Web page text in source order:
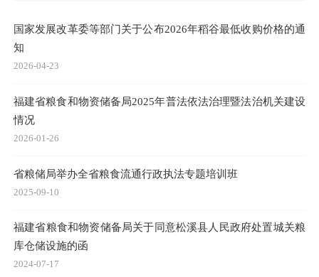
国家发展改革委等部门关于公布2026年稻谷最低收购价格的通
知
2026-04-23
福建省粮食和物资储备局2025年普法依法治理暨法治机关建设
情况
2026-01-26
省粮储局举办全省粮食流通行政执法专题培训班
2025-09-10
福建省粮食和物资储备局关于同意松溪县人民政府处置城关粮
库仓储设施的函
2024-07-17